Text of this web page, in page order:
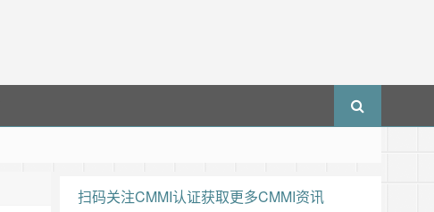
扫码关注CMMI认证获取更多CMMI资讯